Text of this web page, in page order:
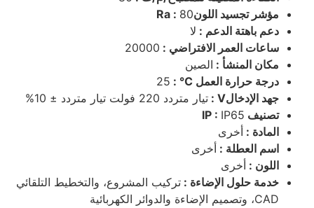
مؤشر تجسيد اللونRa :80
دعم باهتة الدعم : لا
ساعات العمر الافتراضي : 20000
مكان المنشأ : الصين
درجة حرارة العمل ℃ : 25
جهد الإدخالV :
تيار متردد 220 فولت تيار متردد ± 10%
تصنيف IP : IP65
المادة : أخرى
اسم العطلة : أخرى
اللون : أخرى
خدمة حلول الإضاءة : تركيب المشروع، والتخطيط التلقائي
CAD، وتصميم الإضاءة والدوائر الكهربائية